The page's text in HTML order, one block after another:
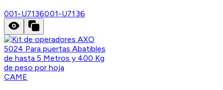
001-U7136001-U7136
CAME